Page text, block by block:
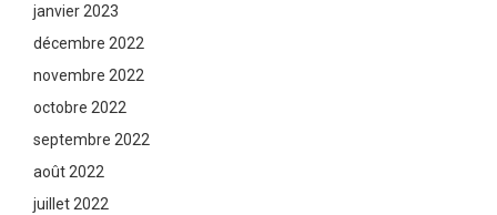
janvier 2023
décembre 2022
novembre 2022
octobre 2022
septembre 2022
août 2022
juillet 2022